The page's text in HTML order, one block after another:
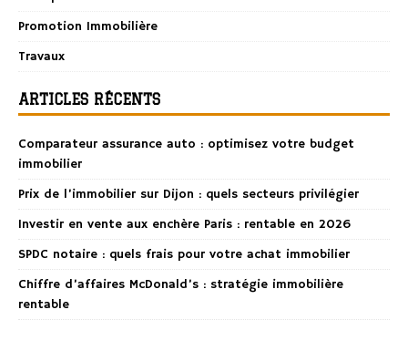
Promotion Immobilière
Travaux
ARTICLES RÉCENTS
Comparateur assurance auto : optimisez votre budget
immobilier
Prix de l’immobilier sur Dijon : quels secteurs privilégier
Investir en vente aux enchère Paris : rentable en 2026
SPDC notaire : quels frais pour votre achat immobilier
Chiffre d’affaires McDonald’s : stratégie immobilière
rentable